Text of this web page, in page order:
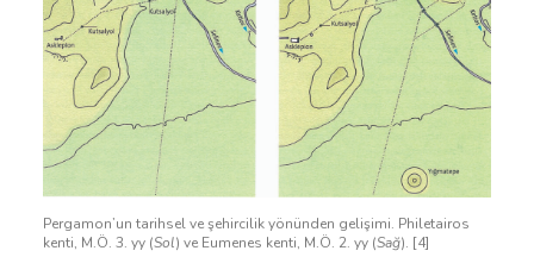
Pergamon’un tarihsel ve şehircilik yönünden gelişimi. Philetairos
kenti, M.Ö. 3. yy (Sol) ve Eumenes kenti, M.Ö. 2. yy (Sağ). [4]